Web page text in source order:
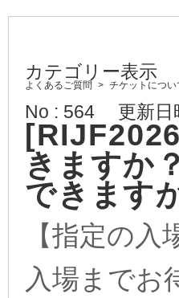
カテゴリー表示
よくあるご質問 > チケットについ
No : 564 更新日
きますか
できます
【指定の
入場までお